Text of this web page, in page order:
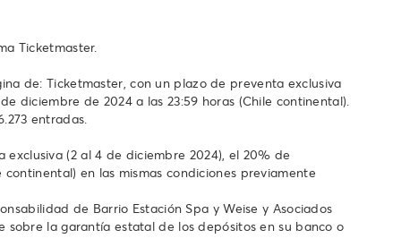
Ticketmaster.
de: Ticketmaster, con un plazo de preventa exclusiva
diciembre de 2024 a las 23:59 horas (Chile continental).
entradas.
(2 al 4 de diciembre 2024), el 20% de
en las mismas condiciones previamente
de Barrio Estación Spa y Weise y Asociados
la garantía estatal de los depósitos en su banco o